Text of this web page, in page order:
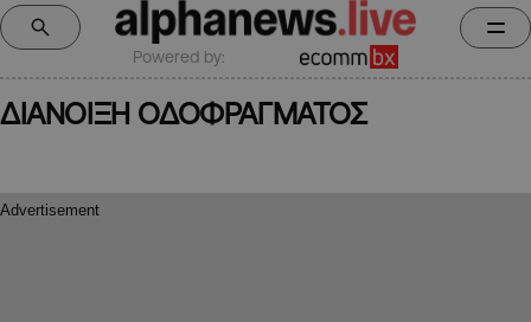
Powered by:
ΔΙΑΝΟΙΞΗ ΟΔΟΦΡΑΓΜΑΤΟΣ